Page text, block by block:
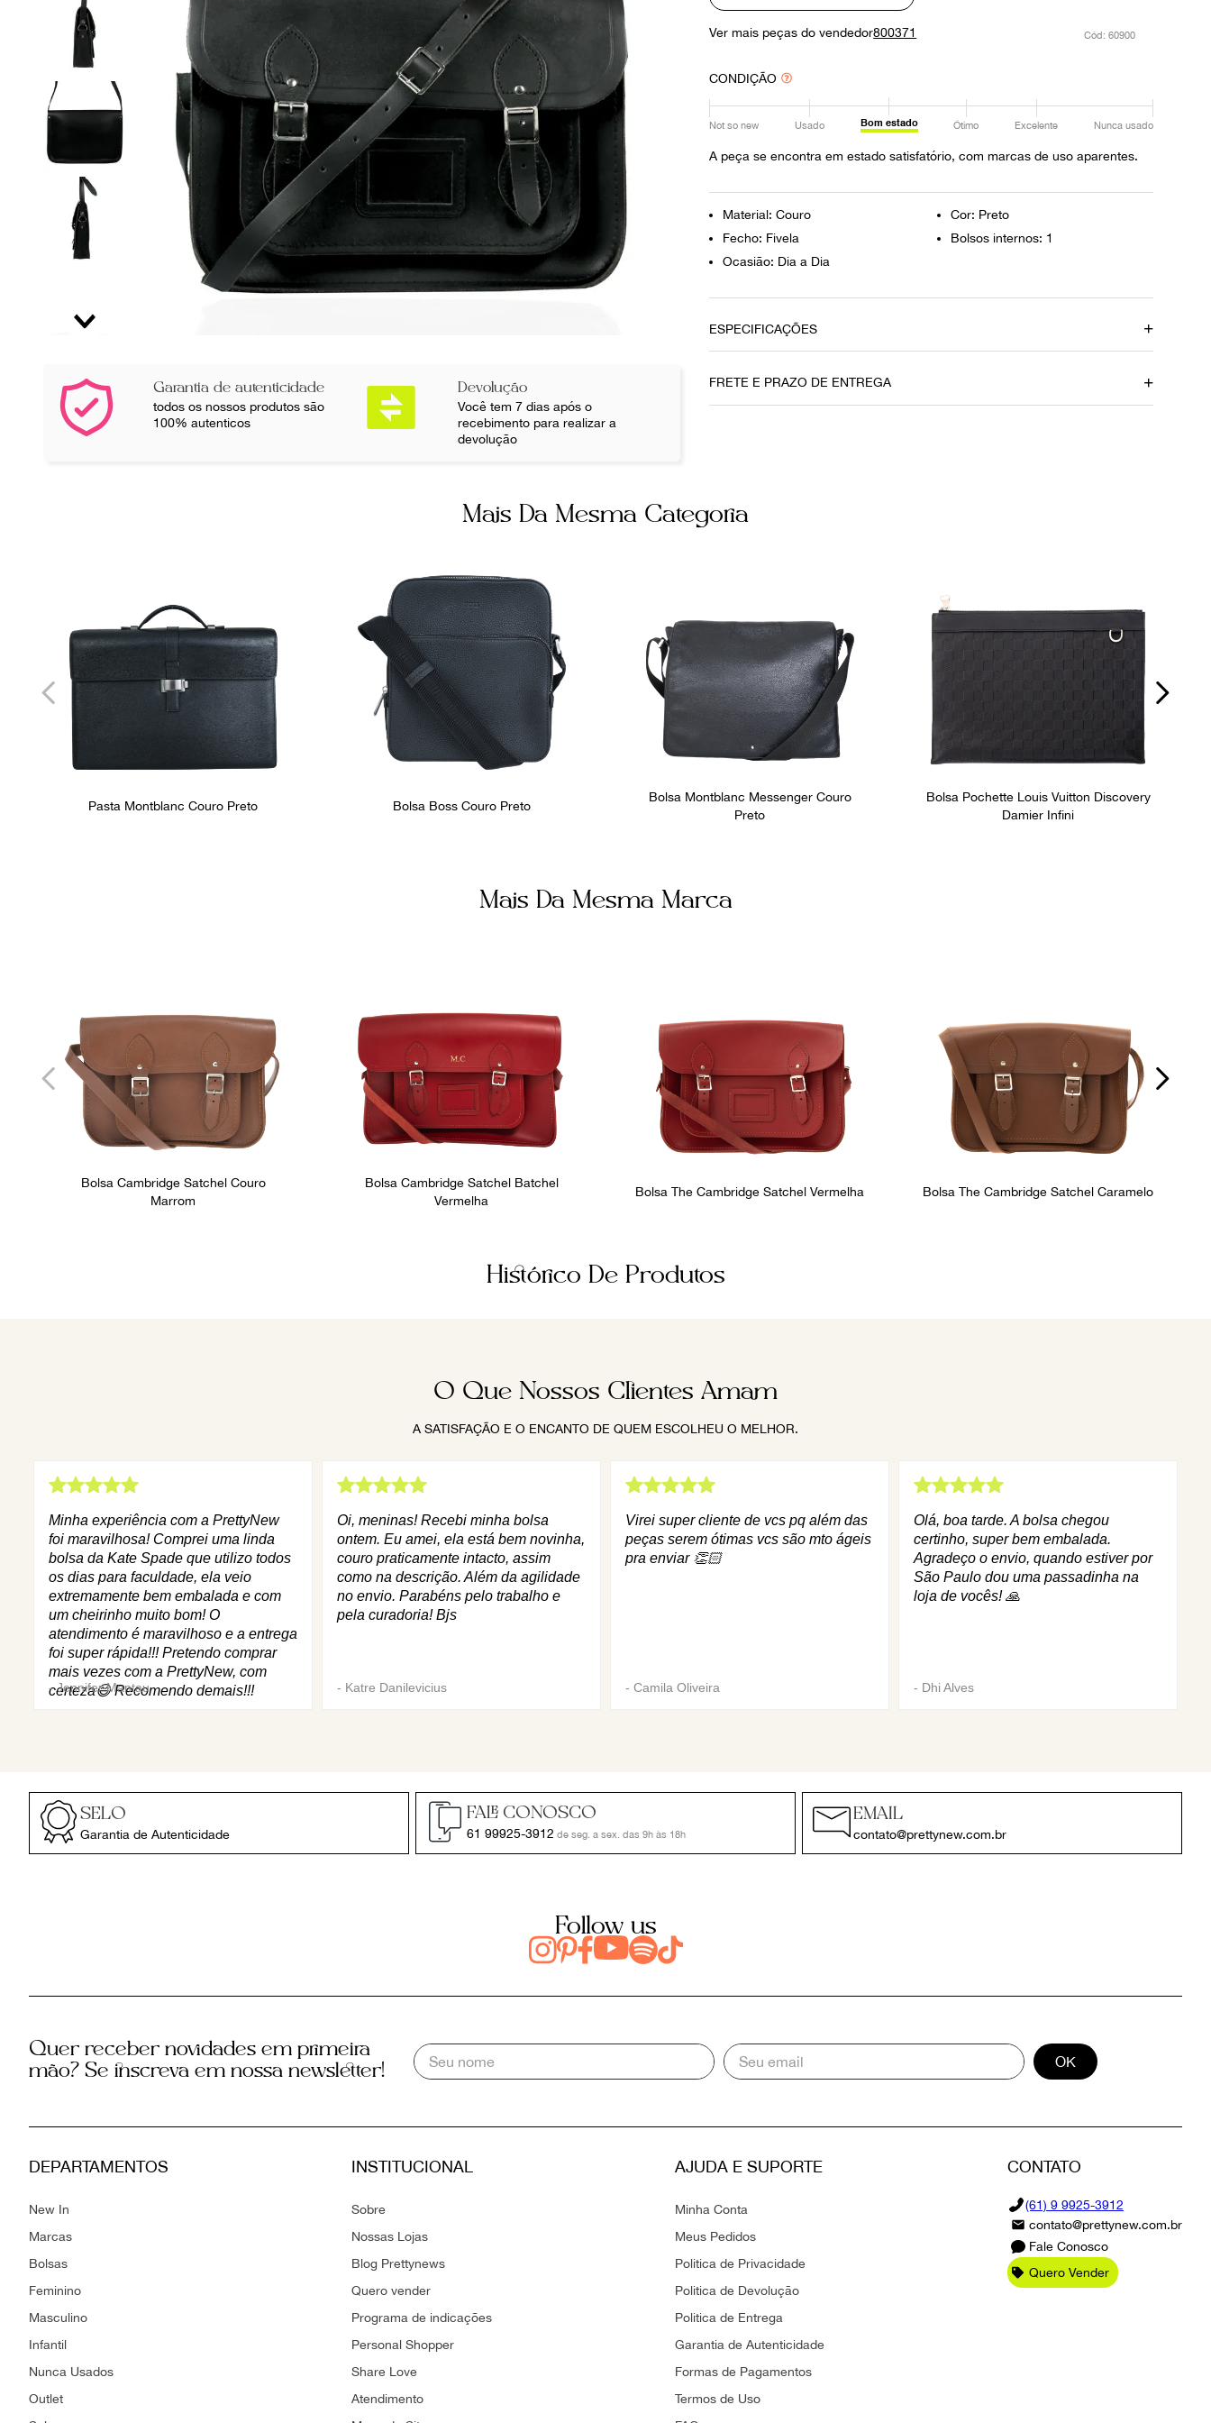
Garantia de autenticidade
todos os nossos produtos são
100% autenticos
Devolução
Você tem 7 dias após o
recebimento para realizar a
devolução
Ver mais peças do vendedor800371 : 60900
CONDIÇÃO
Not so new Usado Bom estado Ótimo Excelente Nunca usado
A peça se encontra em estado satisfatório, com marcas de uso aparentes.
Material: Couro
Cor: Preto
Fecho: Fivela
Bolsos internos: 1
Ocasião: Dia a Dia
ESPECIFICAÇÕES
29112019
1
FRETE E PRAZO DE ENTREGA
Mais Da Mesma Categoria
Pasta Montblanc Couro Preto Bolsa Boss Couro Preto
Bolsa Montblanc Messenger Couro
Preto
Bolsa Pochette Louis Vuitton Discovery
Damier Infini
Mais Da Mesma Marca
Bolsa Cambridge Satchel Couro
Marrom
Bolsa Cambridge Satchel Batchel
Vermelha
Bolsa The Cambridge Satchel Vermelha Bolsa The Cambridge Satchel Caramelo
Histórico De Produtos
O Que Nossos Clientes Amam
A SATISFAÇÃO E O ENCANTO DE QUEM ESCOLHEU O MELHOR.
Minha experiência com a PrettyNew
foi maravilhosa! Comprei uma linda
bolsa da Kate Spade que utilizo todos
os dias para faculdade, ela veio
extremamente bem embalada e com
um cheirinho muito bom! O
atendimento é maravilhoso e a entrega
foi super rápida!!! Pretendo comprar
mais vezes com a PrettyNew, com
certeza😄 Recomendo demais!!!
-Jennifer Mantau
Oi, meninas! Recebi minha bolsa
ontem. Eu amei, ela está bem novinha,
couro praticamente intacto, assim
como na descrição. Além da agilidade
no envio. Parabéns pelo trabalho e
pela curadoria! Bjs
- Katre Danilevicius
Virei super cliente de vcs pq além das
peças serem ótimas vcs são mto ágeis
pra enviar 👏🏻
- Camila Oliveira
Olá, boa tarde. A bolsa chegou
certinho, super bem embalada.
Agradeço o envio, quando estiver por
São Paulo dou uma passadinha na
loja de vocês! 🙏
- Dhi Alves
SELO
Garantia de Autenticidade
FALE CONOSCO
61 99925-3912 de seg. a sex. das 9h às 18h
EMAIL
contato@prettynew.com.br
Follow us
Quer receber novidades em primeira
mão? Se inscreva em nossa newsletter!
OK
DEPARTAMENTOS
New In
Marcas
Bolsas
Feminino
Masculino
Infantil
Nunca Usados
Outlet
INSTITUCIONAL
Sobre
Nossas Lojas
Blog Prettynews
Quero vender
Programa de indicações
Personal Shopper
Share Love
Atendimento
AJUDA E SUPORTE
Minha Conta
Meus Pedidos
Politica de Privacidade
Politica de Devolução
Politica de Entrega
Garantia de Autenticidade
Formas de Pagamentos
Termos de Uso
CONTATO
(61) 9 9925-3912
contato@prettynew.com.br
Fale Conosco
Quero Vender